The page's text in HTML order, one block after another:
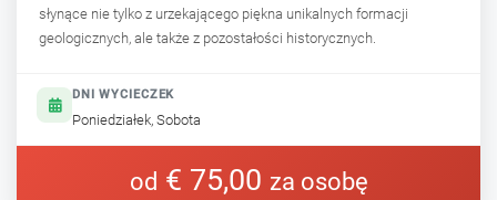
słynące nie tylko z urzekającego piękna unikalnych formacji
geologicznych, ale także z pozostałości historycznych.
DNI WYCIECZEK
Poniedziałek, Sobota
od € 75,00 za osobę